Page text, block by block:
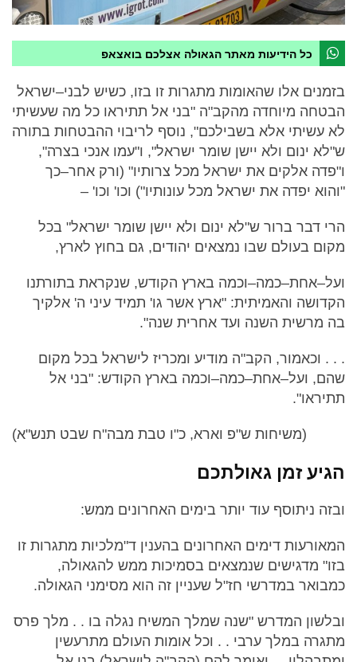
כל הידיעות מאתר הגאולה אצלכם בואצאפ
בזמנים אלו שהאומות מתגרות זו בזו, כשיש לבני–ישראל
הבטחה מיוחדה מהקב"ה "בני אל תתיראו כל מה שעשיתי
לא עשיתי אלא בשבילכם", נוסף לריבוי ההבטחות בתורה
ש"לא ינום ולא יישן שומר ישראל", ו"עמו אנכי בצרה",
ו"פדה אלקים את ישראל מכל צרותיו" (ורק אחר–כך
"והוא יפדה את ישראל מכל עונותיו") וכו' וכו' –
הרי דבר ברור ש"לא ינום ולא יישן שומר ישראל" בכל
מקום בעולם שבו נמצאים יהודים, גם בחוץ לארץ,
ועל–אחת–כמה–וכמה בארץ הקודש, שנקראת בתורתנו
הקדושה והאמיתית: "ארץ אשר גו' תמיד עיני ה' אלקיך
בה מרשית השנה ועד אחרית שנה".
. . . וכאמור, הקב"ה מודיע ומכריז לישראל בכל מקום
שהם, ועל–אחת–כמה–וכמה בארץ הקודש: "בני אל
תתיראו".
(משיחות ש"פ וארא, כ"ו טבת מבה"ח שבט תנש"א)
הגיע זמן גאולתכם
ובזה ניתוסף עוד יותר בימים האחרונים ממש:
המאורעות דימים האחרונים בהענין ד"מלכיות מתגרות זו
בזו" מדגישים שנמצאים בסמיכות ממש להגאולה,
כמבואר במדרשי חז"ל שעניין זה הוא מסימני הגאולה.
ובלשון המדרש "שנה שמלך המשיח נגלה בו . . מלך פרס
מתגרה במלך ערבי . . וכל אומות העולם מתרעשין